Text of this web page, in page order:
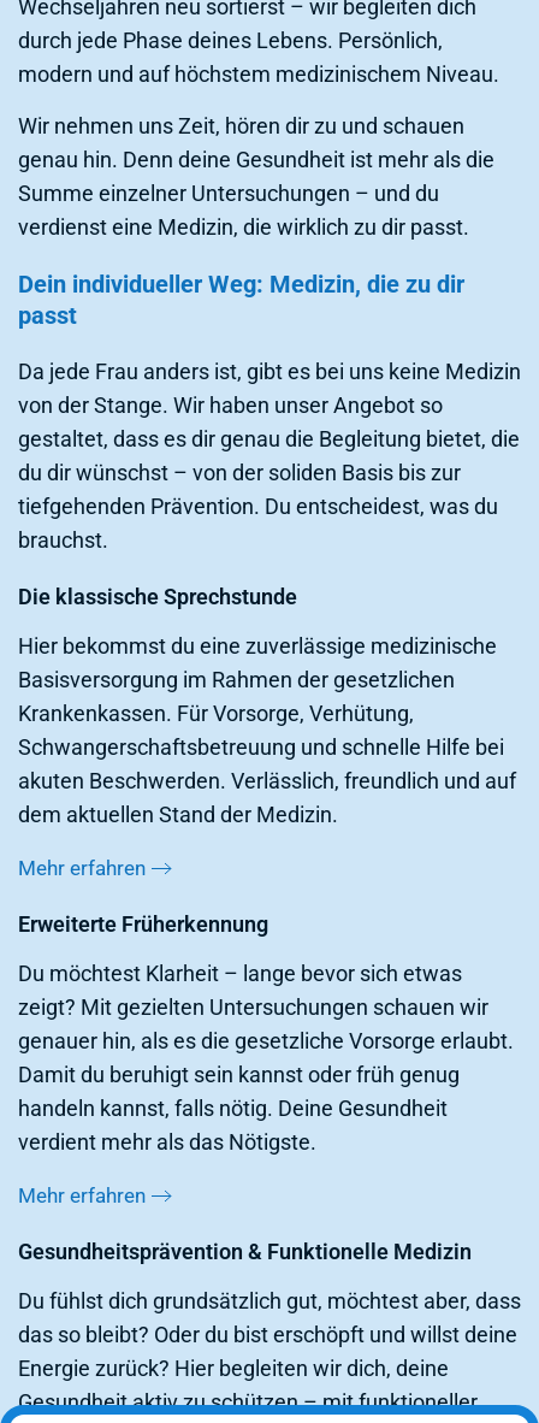
Wechseljahren neu sortierst – wir begleiten dich
durch jede Phase deines Lebens. Persönlich,
modern und auf höchstem medizinischem Niveau.
Wir nehmen uns Zeit, hören dir zu und schauen
genau hin. Denn deine Gesundheit ist mehr als die
Summe einzelner Untersuchungen – und du
verdienst eine Medizin, die wirklich zu dir passt.
Dein individueller Weg: Medizin, die zu dir
passt
Da jede Frau anders ist, gibt es bei uns keine Medizin
von der Stange. Wir haben unser Angebot so
gestaltet, dass es dir genau die Begleitung bietet, die
du dir wünschst – von der soliden Basis bis zur
tiefgehenden Prävention. Du entscheidest, was du
brauchst.
Die klassische Sprechstunde
Hier bekommst du eine zuverlässige medizinische
Basisversorgung im Rahmen der gesetzlichen
Krankenkassen. Für Vorsorge, Verhütung,
Schwangerschaftsbetreuung und schnelle Hilfe bei
akuten Beschwerden. Verlässlich, freundlich und auf
dem aktuellen Stand der Medizin.
Mehr erfahren
Erweiterte Früherkennung
Du möchtest Klarheit – lange bevor sich etwas
zeigt? Mit gezielten Untersuchungen schauen wir
genauer hin, als es die gesetzliche Vorsorge erlaubt.
Damit du beruhigt sein kannst oder früh genug
handeln kannst, falls nötig. Deine Gesundheit
verdient mehr als das Nötigste.
Mehr erfahren
Gesundheitsprävention & Funktionelle Medizin
Du fühlst dich grundsätzlich gut, möchtest aber, dass
das so bleibt? Oder du bist erschöpft und willst deine
Energie zurück? Hier begleiten wir dich, deine
Gesundheit aktiv zu schützen – mit funktioneller